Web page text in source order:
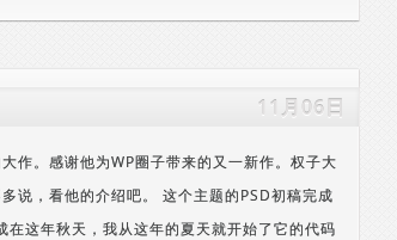
11月06日
作。感谢他为WP圈子带来的又一新作。权子大
说，看他的介绍吧。 这个主题的PSD初稿完成
这年秋天，我从这年的夏天就开始了它的代码